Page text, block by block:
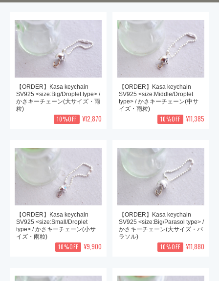
【ORDER】Kasa keychain
SV925 <size:Big/Droplet type> /
かさキーチェーン(大サイズ・雨
粒)
10%OFF ¥12,870
【ORDER】Kasa keychain
SV925 <size:Middle/Droplet
type> / かさキーチェーン(中サ
イズ・雨粒)
10%OFF ¥11,385
【ORDER】Kasa keychain
SV925 <size:Small/Droplet
type> / かさキーチェーン(小サ
イズ・雨粒)
10%OFF ¥9,900
【ORDER】Kasa keychain
SV925 <size:Big/Parasol type> /
かさキーチェーン(大サイズ・パ
ラソル)
10%OFF ¥11,880